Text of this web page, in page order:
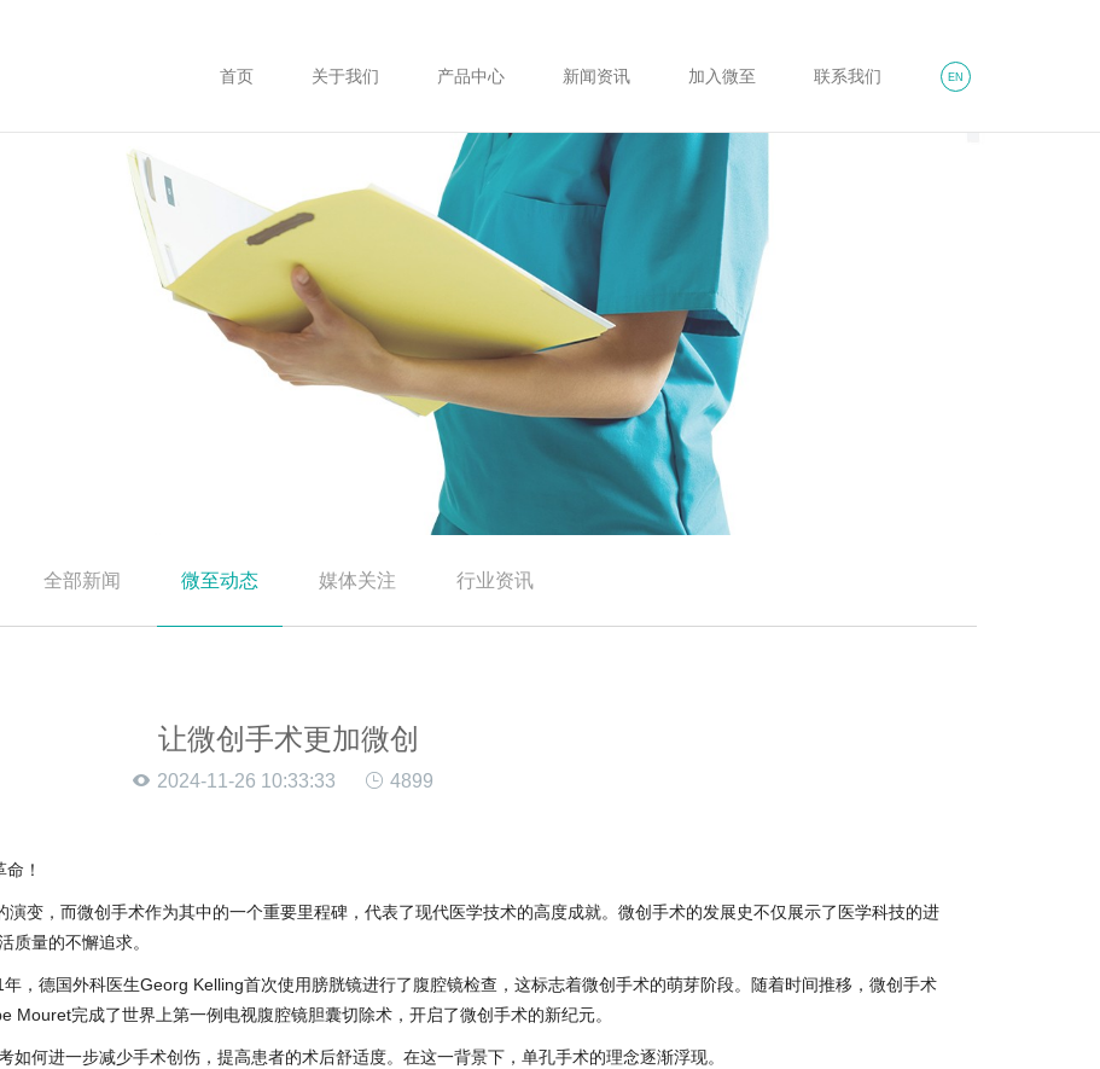
EN
首页 关于我们 产品中心 新闻资讯 加入微至 联系我们
全部新闻 微至动态 媒体关注 行业资讯
让微创手术更加微创
2024-11-26 10:33:33 4899
！
变，而微创手术作为其中的一个重要里程碑，代表了现代医学技术的高度成就。微创手术的发展史不仅展示了医学科技的进
质量的不懈追求。
德国外科医生Georg Kelling首次使用膀胱镜进行了腹腔镜检查，这标志着微创手术的萌芽阶段。随着时间推移，微创手术
Mouret完成了世界上第一例电视腹腔镜胆囊切除术，开启了微创手术的新纪元。
何进一步减少手术创伤，提高患者的术后舒适度。在这一背景下，单孔手术的理念逐渐浮现。